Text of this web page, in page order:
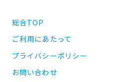
総合TOP
ご利用にあたって
プライバシーポリシー
お問い合わせ